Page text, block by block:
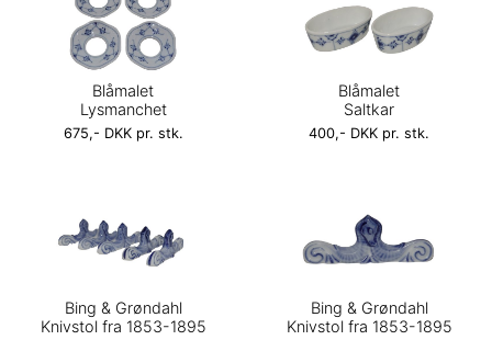
Blåmalet
Lysmanchet
675,- DKK pr. stk.
Blåmalet
Saltkar
400,- DKK pr. stk.
Bing & Grøndahl
Knivstol fra 1853-1895
Bing & Grøndahl
Knivstol fra 1853-1895